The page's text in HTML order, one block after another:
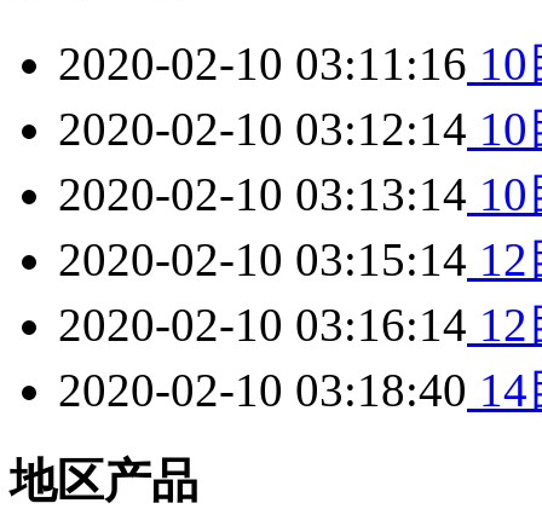
2020-02-10 03:11:16
2020-02-10 03:12:14
2020-02-10 03:13:14
2020-02-10 03:15:14
2020-02-10 03:16:14
2020-02-10 03:18:40
地区产品